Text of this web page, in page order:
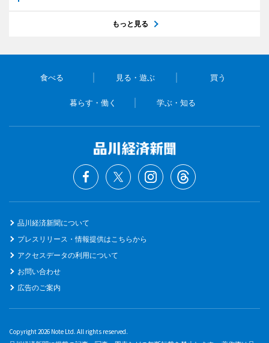
もっと見る
食べる 見る・遊ぶ 買う
暮らす・働く 学ぶ・知る
品川経済新聞について
プレスリリース・情報提供はこちらから
アクセスデータの利用について
お問い合わせ
広告のご案内
Copyright 2026 Note Ltd. All rights reserved.